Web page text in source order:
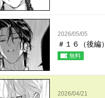
2026/05/05
＃１６（後編）
無料
2026/04/21